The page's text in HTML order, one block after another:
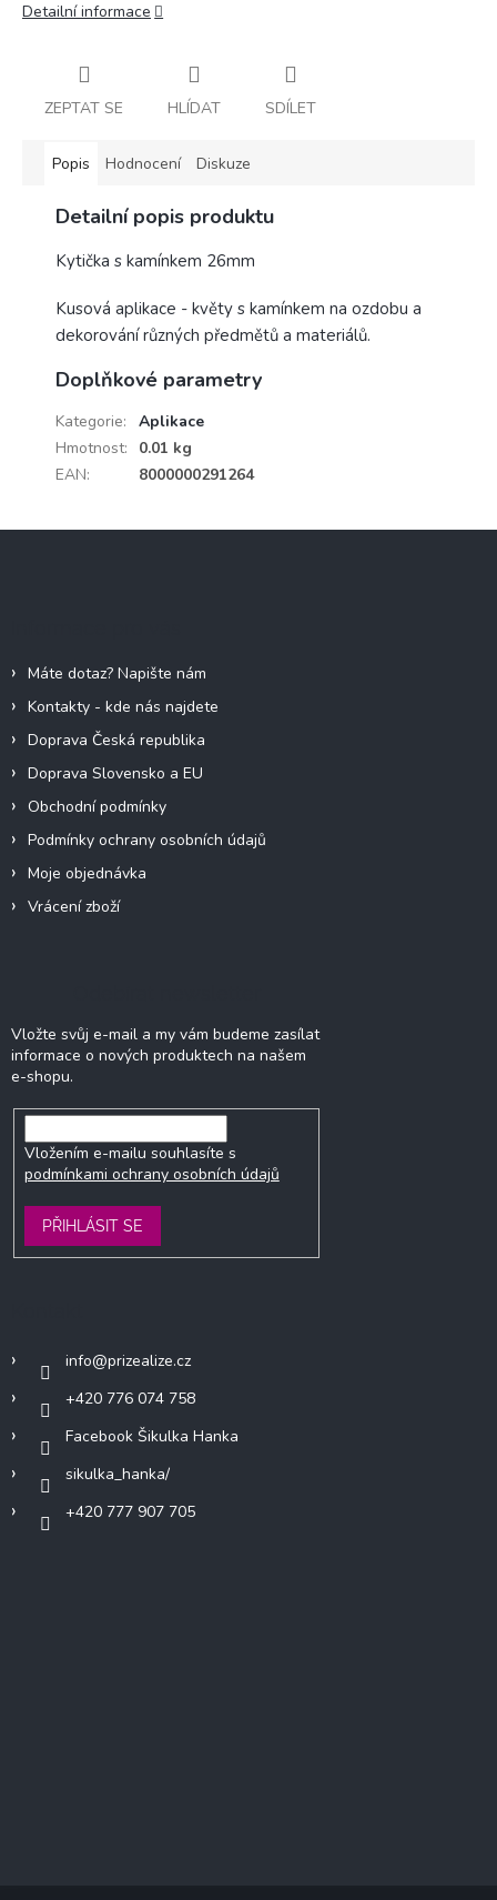
Detailní informace
ZEPTAT SE HLÍDAT SDÍLET
Popis Hodnocení Diskuze
Detailní popis produktu
Kytička s kamínkem 26mm
Kusová aplikace - květy s kamínkem na ozdobu a
dekorování různých předmětů a materiálů.
Doplňkové parametry
Kategorie:
Aplikace
Hmotnost:
0.01 kg
EAN: 8000000291264
Máte dotaz? Napište nám
Kontakty - kde nás najdete
Doprava Česká republika
Doprava Slovensko a EU
Obchodní podmínky
Podmínky ochrany osobních údajů
Moje objednávka
Vrácení zboží
Vložte svůj e-mail a my vám budeme zasílat
informace o nových produktech na našem
e-shopu.
Vložením e-mailu souhlasíte s
podmínkami ochrany osobních údajů
PŘIHLÁSIT SE
info@prizealize.cz
+420 776 074 758
Facebook Šikulka Hanka
sikulka_hanka/
+420 777 907 705